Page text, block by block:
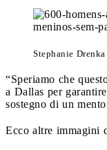
Stephanie Drenka
“Speriamo che
a Dallas per
sostegno di un
Ecco altre immagini